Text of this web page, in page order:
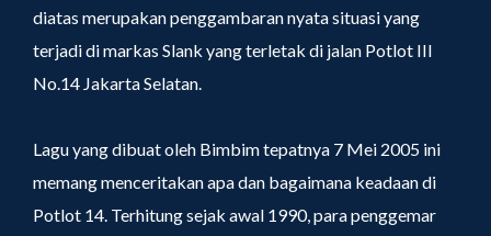
diatas merupakan penggambaran nyata situasi yang
terjadi di markas Slank yang terletak di jalan Potlot III
No.14 Jakarta Selatan.
Lagu yang dibuat oleh Bimbim tepatnya 7 Mei 2005 ini
memang menceritakan apa dan bagaimana keadaan di
Potlot 14. Terhitung sejak awal 1990, para penggemar